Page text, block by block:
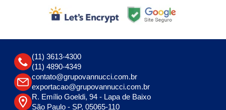
(11) 3613-4300
(11) 4890-4349
contato@grupovannucci.com.br
exportacao@grupovannucci.com.br
R. Emílio Goeldi, 94 - Lapa de Baixo
São Paulo - SP, 05065-110